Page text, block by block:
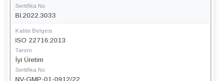
Sertifika No
BI.2022.3033
Kalite Belgesi
ISO 22716:2013
Tanım
İyi Üretim
Sertifika No
NV-GMP-01-0912/22